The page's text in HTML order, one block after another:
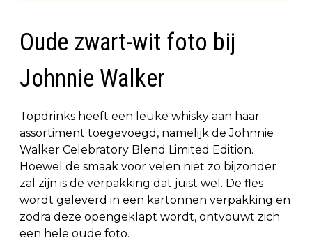
Oude zwart-wit foto bij
Johnnie Walker
Topdrinks heeft een leuke whisky aan haar
assortiment toegevoegd, namelijk de Johnnie
Walker Celebratory Blend Limited Edition.
Hoewel de smaak voor velen niet zo bijzonder
zal zijn is de verpakking dat juist wel. De fles
wordt geleverd in een kartonnen verpakking en
zodra deze opengeklapt wordt, ontvouwt zich
een hele oude foto.